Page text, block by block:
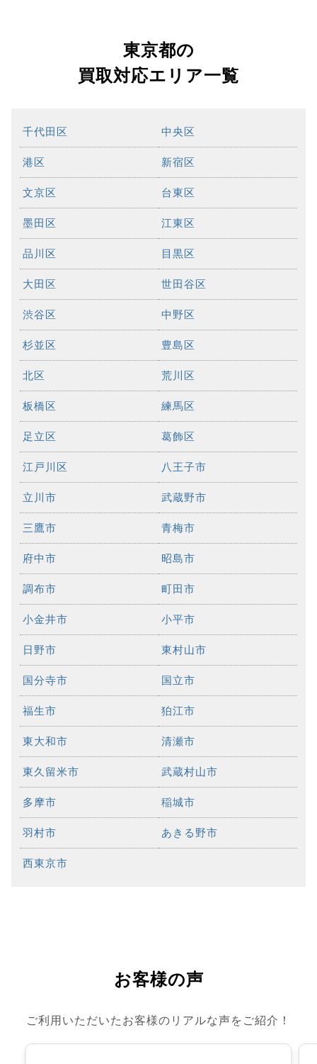
東京都の
買取対応エリア一覧
千代田区 中央区
港区 新宿区
文京区 台東区
墨田区 江東区
品川区 目黒区
大田区 世田谷区
渋谷区 中野区
杉並区 豊島区
北区 荒川区
板橋区 練馬区
足立区 葛飾区
江戸川区 八王子市
立川市 武蔵野市
三鷹市 青梅市
府中市 昭島市
調布市 町田市
小金井市 小平市
日野市 東村山市
国分寺市 国立市
福生市 狛江市
東大和市 清瀬市
東久留米市 武蔵村山市
多摩市 稲城市
羽村市 あきる野市
西東京市
お客様の声
ご利用いただいたお客様のリアルな声をご紹介！